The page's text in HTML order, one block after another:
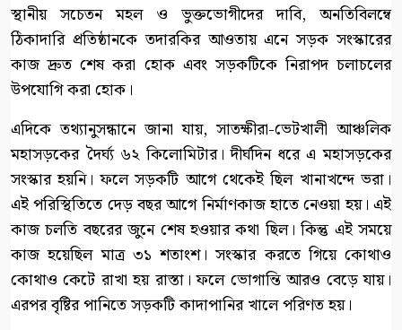
​স্থানীয় সচেতন মহল ও ভুক্তভোগীদের দাবি, অনতিবিলম্বে
ঠিকাদারি প্রতিষ্ঠানকে তদারকির আওতায় এনে সড়ক সংস্কারের
কাজ দ্রুত শেষ করা হোক এবং সড়কটিকে নিরাপদ চলাচলের
উপযোগি করা হোক।
এদিকে তথ্যানুসন্ধানে জানা যায়, সাতক্ষীরা-ভেটখালী আঞ্চলিক
মহাসড়কের দৈর্ঘ্য ৬২ কিলোমিটার। দীর্ঘদিন ধরে এ মহাসড়কের
সংস্কার হয়নি। ফলে সড়কটি আগে থেকেই ছিল খানাখন্দে ভরা।
এই পরিস্থিতিতে দেড় বছর আগে নির্মাণকাজ হাতে নেওয়া হয়। এই
কাজ চলতি বছরের জুনে শেষ হওয়ার কথা ছিল। কিন্তু এই সময়ে
কাজ হয়েছিল মাত্র ৩১ শতাংশ। সংস্কার করতে গিয়ে কোথাও
কোথাও কেটে রাখা হয় রাস্তা। ফলে ভোগান্তি আরও বেড়ে যায়।
এরপর বৃষ্টির পানিতে সড়কটি কাদাপানির খালে পরিণত হয়।